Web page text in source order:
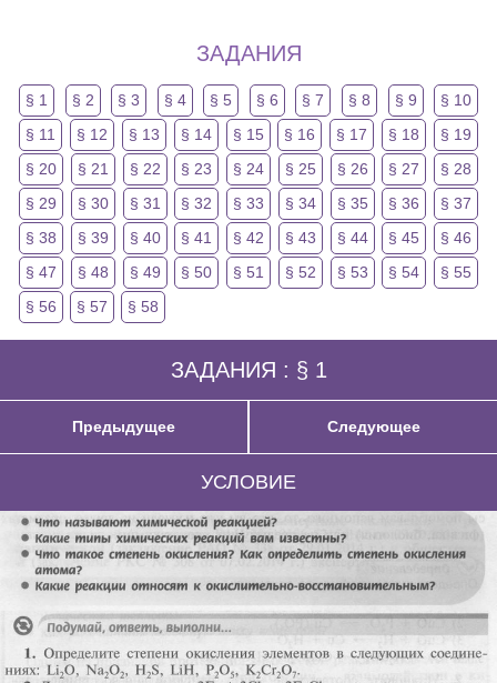
ЗАДАНИЯ
§ 1 § 2 § 3 § 4 § 5 § 6 § 7 § 8 § 9
§ 10
§ 11
§ 12 § 13 § 14 § 15 § 16 § 17 § 18
§ 19
§ 20
§ 21 § 22 § 23 § 24 § 25 § 26 § 27
§ 28
§ 29
§ 30 § 31 § 32 § 33 § 34 § 35 § 36
§ 37
§ 38
§ 39 § 40 § 41 § 42 § 43 § 44 § 45
§ 46
§ 47
§ 48 § 49 § 50 § 51 § 52 § 53 § 54
§ 55
§ 56
§ 57 § 58
ЗАДАНИЯ : § 1
Предыдущее Следующее
УСЛОВИЕ